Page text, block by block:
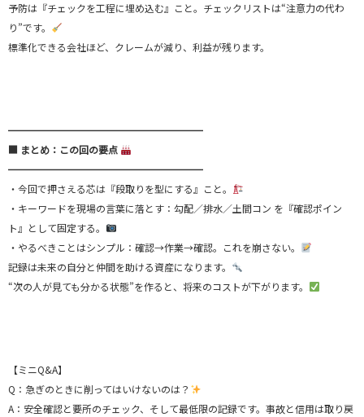
予防は『チェックを工程に埋め込む』こと。チェックリストは“注意力の代わ
り”です。
標準化できる会社ほど、クレームが減り、利益が残ります。
━━━━━━━━━━━━━━━━━━━━
■ まとめ：この回の要点
━━━━━━━━━━━━━━━━━━━━
・今回で押さえる芯は『段取りを型にする』こと。
・キーワードを現場の言葉に落とす：勾配／排水／土間コン を『確認ポイン
ト』として固定する。
・やるべきことはシンプル：確認→作業→確認。これを崩さない。
記録は未来の自分と仲間を助ける資産になります。
“次の人が見ても分かる状態”を作ると、将来のコストが下がります。
【ミニQ&A】
Q：急ぎのときに削ってはいけないのは？
A：安全確認と要所のチェック、そして最低限の記録です。事故と信用は取り戻